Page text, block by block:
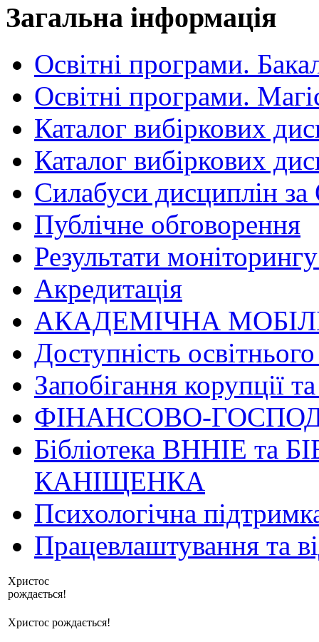
Загальна інформація
Освітні програми.
Освітні програми.
Каталог вибіркових
Каталог вибіркових
Силабуси дисциплін
Публічне обговорення
Результати
Акредитація
АКАДЕМІЧНА
Доступність
Запобігання корупції
ФІНАНСОВО-
Бібліотека ВННІЕ та
КАНІЩЕНКА
Психологічна
Працевлаштування та
Христос
рождається!
Христос рождається!